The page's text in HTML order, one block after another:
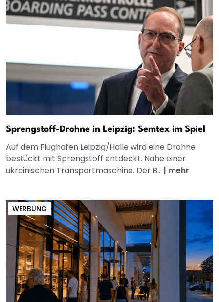
Sprengstoff-Drohne in Leipzig: Semtex im Spiel
Auf dem Flughafen Leipzig/Halle wird eine Drohne
bestückt mit Sprengstoff entdeckt. Nahe einer
ukrainischen Transportmaschine. Der B... | mehr
WERBUNG